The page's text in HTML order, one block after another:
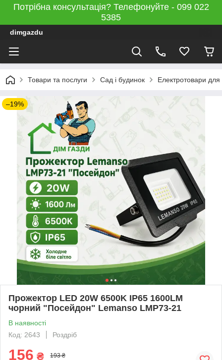
Потрібна консультація? Телефонуйте - 099 022
5385
dimgazdu
Товари та послуги Сад і будинок Електротовари для
–19%
Прожектор LED 20W 6500K IP65 1600LM
чорний "Посейдон" Lemanso LMP73-21
В наявності
Код: 2643
Роздріб
156 ₴ 193 ₴